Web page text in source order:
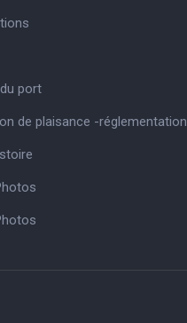
port
de plaisance -réglementation